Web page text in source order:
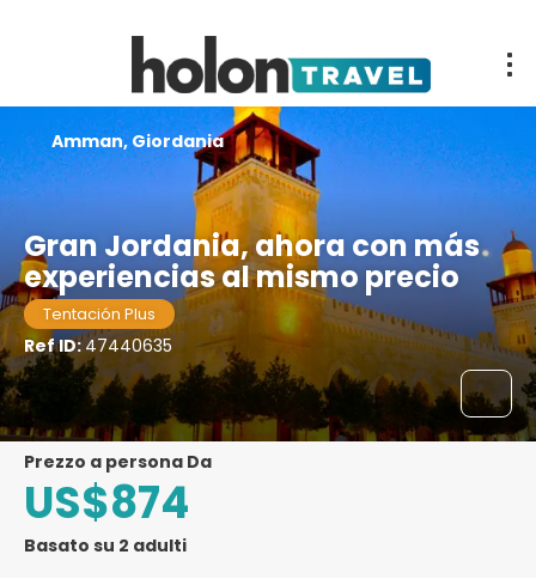
Gran Jordania, ahora con más
experiencias al mismo precio
Tentación Plus
Ref ID:47440635
Amman, Giordania
prezzo a persona Da
US$874
Basato su 2 adulti